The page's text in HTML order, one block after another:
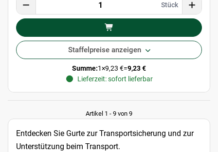
Stück
Staffelpreise anzeigen
Summe:1×9,23 €=9,23 €
Lieferzeit: sofort lieferbar
Artikel 1 - 9 von 9
Entdecken Sie Gurte zur Transportsicherung und zur
Unterstützung beim Transport.